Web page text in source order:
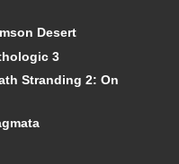
Desert
3
Stranding 2: On